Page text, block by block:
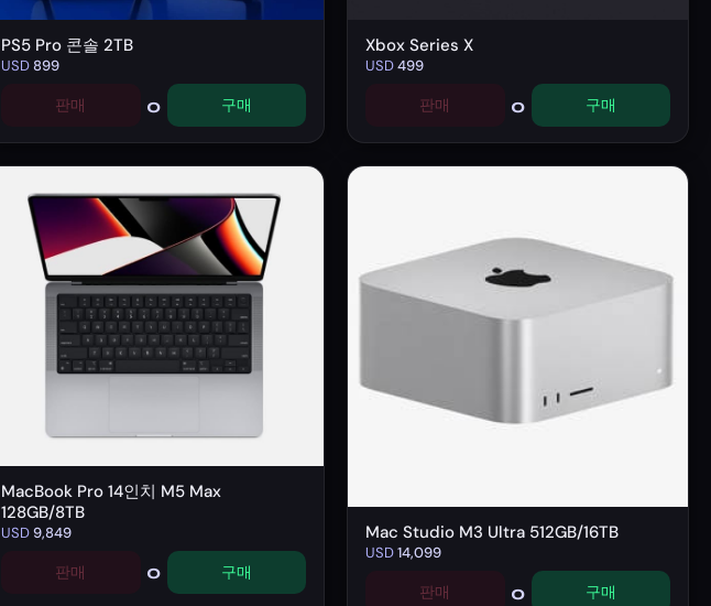
PS5 Pro 콘솔 2TB
USD899
판매 0 구매
Xbox Series X
USD499
판매 0 구매
MacBook Pro 14인치 M5 Max
128GB/8TB
USD9,849
판매 0 구매
Mac Studio M3 Ultra 512GB/16TB
USD14,099
판매 0 구매